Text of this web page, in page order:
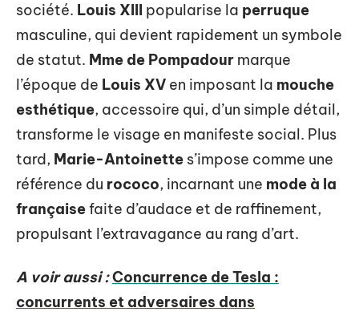
société. Louis XIII popularise la perruque
masculine, qui devient rapidement un symbole
de statut. Mme de Pompadour marque
l’époque de Louis XV en imposant la mouche
esthétique, accessoire qui, d’un simple détail,
transforme le visage en manifeste social. Plus
tard, Marie-Antoinette s’impose comme une
référence du rococo, incarnant une mode à la
françaisefaite d’audace et de raffinement,
propulsant l’extravagance au rang d’art.
A voir aussi :Concurrence de Tesla :
concurrents et adversaires dans